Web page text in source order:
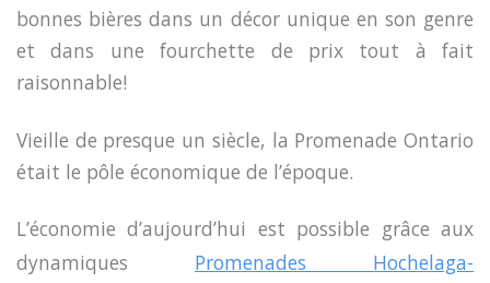
bonnes bières dans un décor unique en son genre
et dans une fourchette de prix tout à fait
raisonnable!
Vieille de presque un siècle, la Promenade Ontario
était le pôle économique de l’époque.
L’économie d’aujourd’hui est possible grâce aux
dynamiques Promenades Hochelaga-